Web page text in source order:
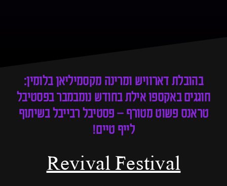
בהובלת דארוויש ומרינה מקסמיליאן בלומין:
חוגגים באקספו אילת בחודש נומבמבר בפסטיבל
טראנס פשוט מטורף – פסטיבל רבייבל בשיתוף
לייף טיים!
Revival Festival